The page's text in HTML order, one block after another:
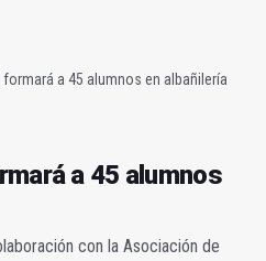
formará a 45 alumnos en albañilería
a 45 alumnos
con la Asociación de